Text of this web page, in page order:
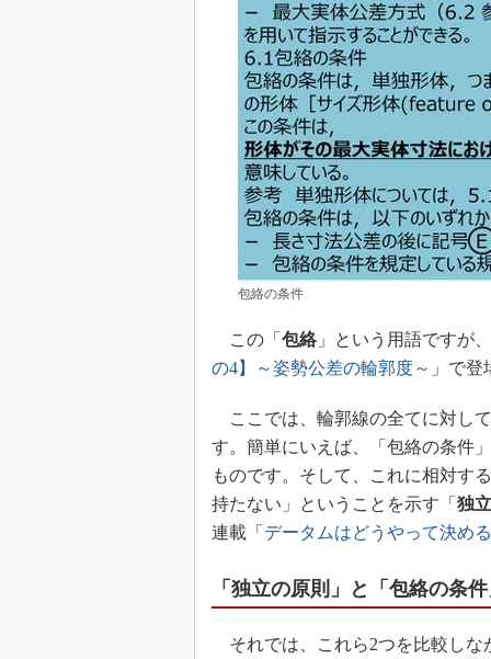
包絡の条件
この「 包絡 」という用語ですが
の4】～姿勢公差の輪郭度～ 」で
ここでは、輪郭線の全てに対し
す。簡単にいえば、「包絡の条件
ものです。そして、これに相対す
持たない」ということを示す「 独
連載「 データムはどうやって決め
「独立の原則」と「包絡の条
それでは、これら2つを比較しな